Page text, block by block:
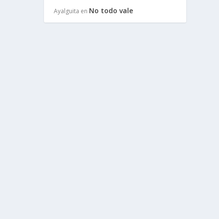
Ayalguita en No todo vale